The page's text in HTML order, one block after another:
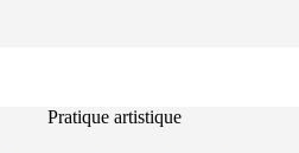
Pratique artistique